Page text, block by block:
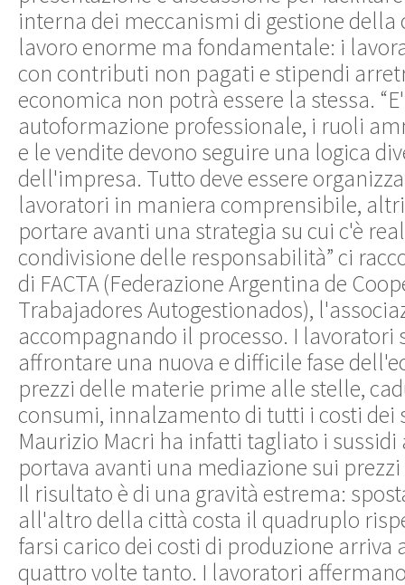
interna dei meccanismi di gestione della
lavoro enorme ma fondamentale: i
con contributi non pagati e stipendi
economica non potrà essere la stessa.
autoformazione professionale, i ruoli
e le vendite devono seguire una logica
dell'impresa. Tutto deve essere
lavoratori in maniera comprensibile,
portare avanti una strategia su cui c'è
condivisione delle responsabilità” ci
di FACTA (Federazione Argentina de
Trabajadores Autogestionados),
accompagnando il processo. I lavoratori
affrontare una nuova e difficile fase
prezzi delle materie prime alle stelle,
consumi, innalzamento di tutti i costi dei
Maurizio Macri ha infatti tagliato i sussidi
portava avanti una mediazione sui prezzi
Il risultato è di una gravità estrema:
all'altro della città costa il quadruplo
farsi carico dei costi di produzione arriva
quattro volte tanto. I lavoratori